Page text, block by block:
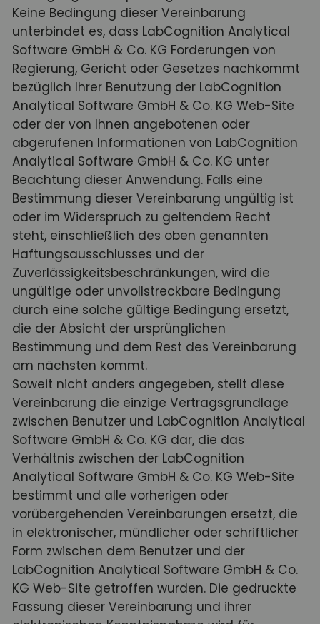
Keine Bedingung dieser Vereinbarung
unterbindet es, dass LabCognition Analytical
Software GmbH & Co. KG Forderungen von
Regierung, Gericht oder Gesetzes nachkommt
bezüglich Ihrer Benutzung der LabCognition
Analytical Software GmbH & Co. KG Web-Site
oder der von Ihnen angebotenen oder
abgerufenen Informationen von LabCognition
Analytical Software GmbH & Co. KG unter
Beachtung dieser Anwendung. Falls eine
Bestimmung dieser Vereinbarung ungültig ist
oder im Widerspruch zu geltendem Recht
steht, einschließlich des oben genannten
Haftungsausschlusses und der
Zuverlässigkeitsbeschränkungen, wird die
ungültige oder unvollstreckbare Bedingung
durch eine solche gültige Bedingung ersetzt,
die der Absicht der ursprünglichen
Bestimmung und dem Rest des Vereinbarung
am nächsten kommt.
Soweit nicht anders angegeben, stellt diese
Vereinbarung die einzige Vertragsgrundlage
zwischen Benutzer und LabCognition Analytical
Software GmbH & Co. KG dar, die das
Verhältnis zwischen der LabCognition
Analytical Software GmbH & Co. KG Web-Site
bestimmt und alle vorherigen oder
vorübergehenden Vereinbarungen ersetzt, die
in elektronischer, mündlicher oder schriftlicher
Form zwischen dem Benutzer und der
LabCognition Analytical Software GmbH & Co.
KG Web-Site getroffen wurden. Die gedruckte
Fassung dieser Vereinbarung und ihrer